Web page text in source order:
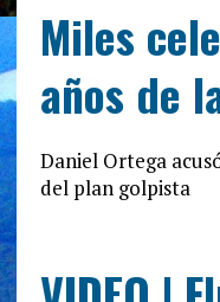
Miles
años de
Daniel Ortega
del plan golpista